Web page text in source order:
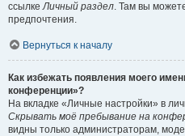
ссылкеЛичный раздел. Там вы
предпочтения.
Вернуться к началу
Как избежать появления моего
конференции»?
На вкладке «Личные настройки» в
Скрывать моё пребывание на
видны только администраторам,